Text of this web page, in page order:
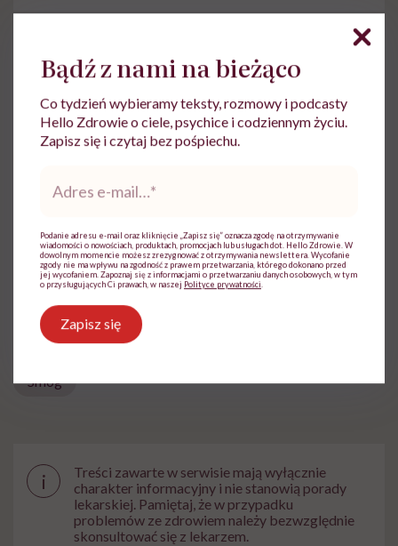
Urszula Gruszka
Udostępnij
Powiązane tematy:
Smog
i
Treści zawarte w serwisie mają wyłącznie
charakter informacyjny i nie stanowią porady
lekarskiej. Pamiętaj, że w przypadku
problemów ze zdrowiem należy bezwzględnie
skonsultować się z lekarzem.
Bądź z nami na bieżąco
Co tydzień wybieramy teksty, rozmowy i podcasty
Hello Zdrowie o ciele, psychice i codziennym życiu.
Zapisz się i czytaj bez pośpiechu.
mail*
Podanie adresu e-mail oraz kliknięcie „Zapisz się” oznacza zgodę na otrzymywanie
wiadomości o nowościach, produktach, promocjach lub usługach dot. Hello Zdrowie. W
dowolnym momencie możesz zrezygnować z otrzymywania newslettera. Wycofanie
zgody nie ma wpływu na zgodność z prawem przetwarzania, którego dokonano przed
jej wycofaniem. Zapoznaj się z informacjami o przetwarzaniu danych osobowych, w tym
o przysługujących Ci prawach, w naszej Polityce prywatności
Zapisz się